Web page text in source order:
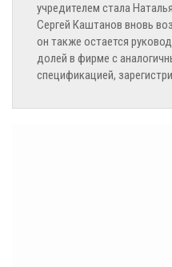
учредителем стала
Сергей Каштанов вновь
он также остается
долей в фирме с
спецификацией,